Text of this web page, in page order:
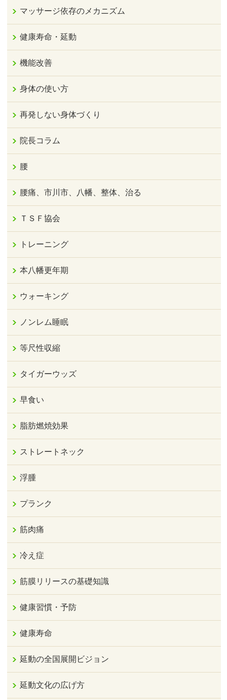
マッサージ依存のメカニズム
健康寿命・延動
機能改善
身体の使い方
再発しない身体づくり
院長コラム
腰
腰痛、市川市、八幡、整体、治る
ＴＳＦ協会
トレーニング
本八幡更年期
ウォーキング
ノンレム睡眠
等尺性収縮
タイガーウッズ
早食い
脂肪燃焼効果
ストレートネック
浮腫
プランク
筋肉痛
冷え症
筋膜リリースの基礎知識
健康習慣・予防
健康寿命
延動の全国展開ビジョン
延動文化の広げ方